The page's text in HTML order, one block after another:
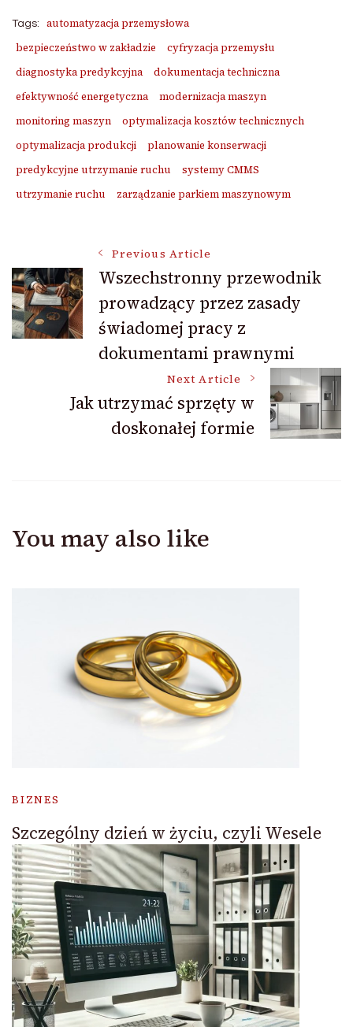
Tags:
automatyzacja przemysłowa
bezpieczeństwo w zakładzie
cyfryzacja przemysłu
diagnostyka predykcyjna
dokumentacja techniczna
efektywność energetyczna
modernizacja maszyn
monitoring maszyn
optymalizacja kosztów technicznych
optymalizacja produkcji
planowanie konserwacji
predykcyjne utrzymanie ruchu
systemy CMMS
utrzymanie ruchu
zarządzanie parkiem maszynowym
Post
Navigation
Previous Article
Wszechstronny przewodnik
prowadzący przez zasady
świadomej pracy z
dokumentami prawnymi
Next Article
Jak utrzymać sprzęty w
doskonałej formie
You may also like
BIZNES
Szczególny dzień w życiu, czyli Wesele